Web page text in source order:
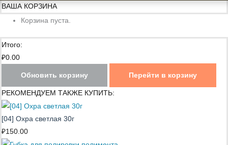
ВАША КОРЗИНА
Корзина пуста.
Итого:
₽0.00
Обновить корзину Перейти в корзину
РЕКОМЕНДУЕМ ТАКЖЕ КУПИТЬ:
[04] Охра светлая 30г
₽150.00